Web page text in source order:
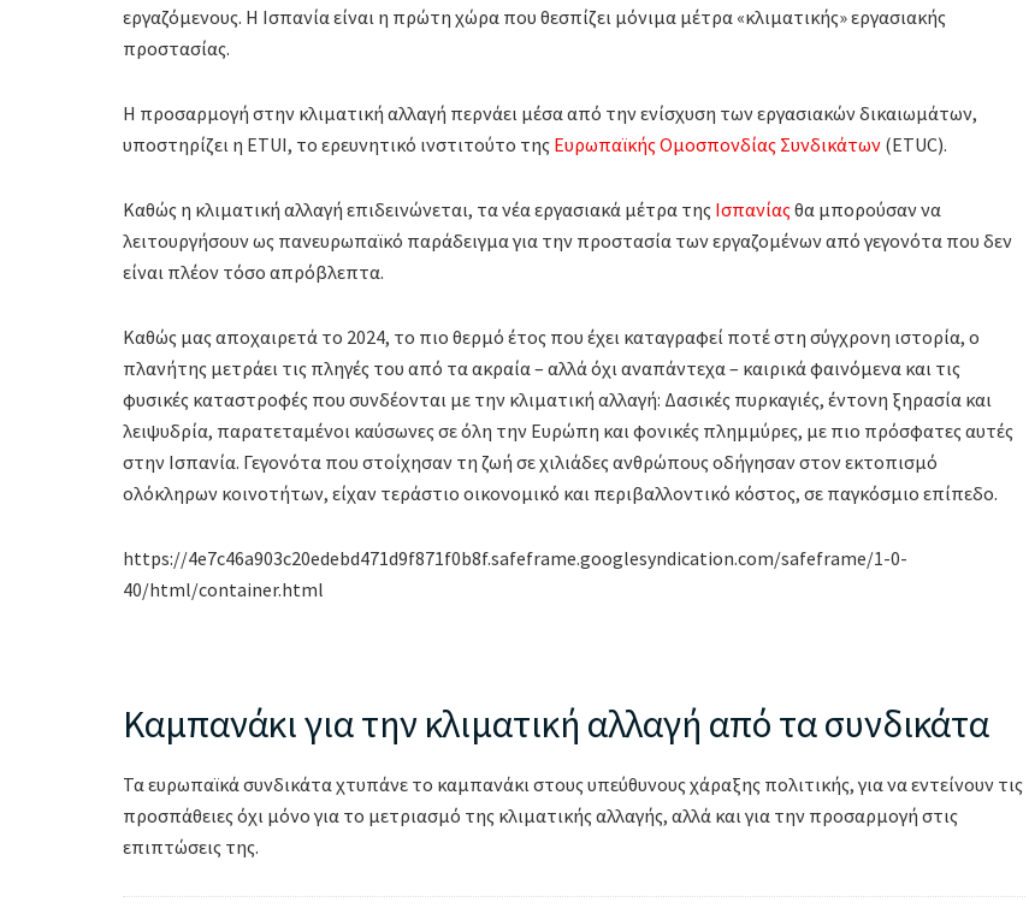
εργαζόμενους. Η Ισπανία είναι η πρώτη χώρα που θεσπίζει μόνιμα μέτρα «κλιματικής» εργασιακής
προστασίας.
Η προσαρμογή στην κλιματική αλλαγή περνάει μέσα από την ενίσχυση των εργασιακών δικαιωμάτων,
υποστηρίζει η ΕΤUI, το ερευνητικό ινστιτούτο της Eυρωπαϊκής Ομοσπονδίας Συνδικάτων (ETUC).
Καθώς η κλιματική αλλαγή επιδεινώνεται, τα νέα εργασιακά μέτρα της Ισπανίαςθα μπορούσαν να
λειτουργήσουν ως πανευρωπαϊκό παράδειγμα για την προστασία των εργαζομένων από γεγονότα που δεν
είναι πλέον τόσο απρόβλεπτα.
Καθώς μας αποχαιρετά το 2024, το πιο θερμό έτος που έχει καταγραφεί ποτέ στη σύγχρονη ιστορία, ο
πλανήτης μετράει τις πληγές του από τα ακραία – αλλά όχι αναπάντεχα – καιρικά φαινόμενα και τις
φυσικές καταστροφές που συνδέονται με την κλιματική αλλαγή: Δασικές πυρκαγιές, έντονη ξηρασία και
λειψυδρία, παρατεταμένοι καύσωνες σε όλη την Ευρώπη και φονικές πλημμύρες, με πιο πρόσφατες αυτές
στην Ισπανία. Γεγονότα που στοίχησαν τη ζωή σε χιλιάδες ανθρώπους οδήγησαν στον εκτοπισμό
ολόκληρων κοινοτήτων, είχαν τεράστιο οικονομικό και περιβαλλοντικό κόστος, σε παγκόσμιο επίπεδο.
https://4e7c46a903c20edebd471d9f871f0b8f.safeframe.googlesyndication.com/safeframe/1-0-
40/html/container.html
Καμπανάκι για την κλιματική αλλαγή από τα συνδικάτα
Τα ευρωπαϊκά συνδικάτα χτυπάνε το καμπανάκι στους υπεύθυνους χάραξης πολιτικής, για να εντείνουν τις
προσπάθειες όχι μόνο για το μετριασμό της κλιματικής αλλαγής, αλλά και για την προσαρμογή στις
επιπτώσεις της.